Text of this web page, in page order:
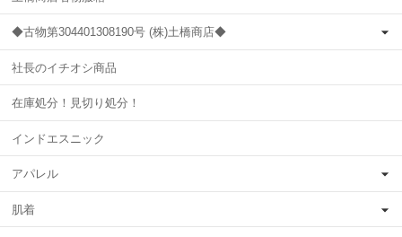
◆古物第304401308190号 (株)土橋商店◆
社長のイチオシ商品
在庫処分！見切り処分！
インドエスニック
アパレル
肌着